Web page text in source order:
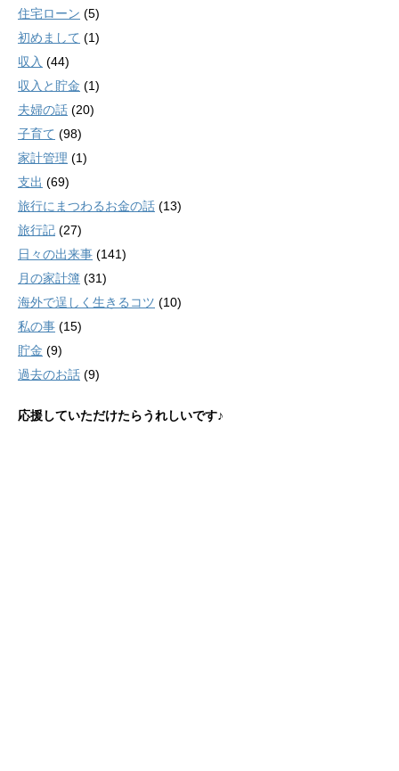
住宅ローン (5)
初めまして (1)
収入 (44)
収入と貯金 (1)
夫婦の話 (20)
子育て (98)
家計管理 (1)
支出 (69)
旅行にまつわるお金の話 (13)
旅行記 (27)
日々の出来事 (141)
月の家計簿 (31)
海外で逞しく生きるコツ (10)
私の事 (15)
貯金 (9)
過去のお話 (9)
応援していただけたらうれしいです♪